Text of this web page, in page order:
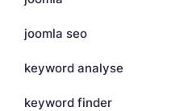
joomla seo
keyword analyse
keyword finder